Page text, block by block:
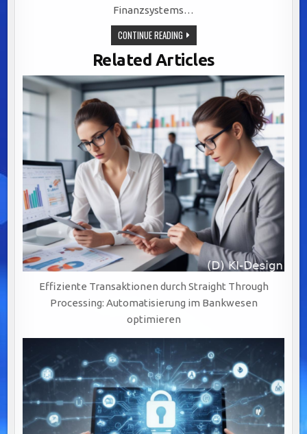
Finanzsystems…
CONTINUE READINGREGULATORISCHE
ANFORDERUNGEN
IM
BANKWESEN:
SCHLÜSSEL
ZU
EFFEKTIVEM
BUSINESS
PROCESS
MANAGEMENT
(BPM)
Related Articles
Effiziente Transaktionen durch Straight Through
Processing: Automatisierung im Bankwesen
optimieren